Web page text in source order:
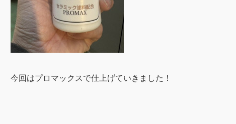
今回はプロマックスで仕上げていきました！